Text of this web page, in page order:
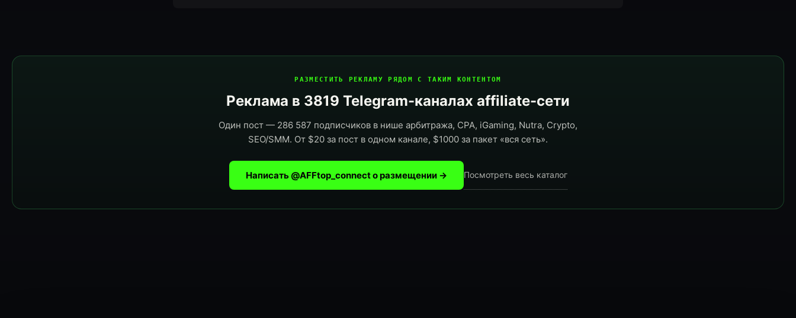
РАЗМЕСТИТЬ РЕКЛАМУ РЯДОМ С ТАКИМ КОНТЕНТОМ
Реклама в 3819 Telegram-каналах affiliate-сети
Один пост — 286 587 подписчиков в нише арбитража, CPA, iGaming, Nutra, Crypto,
SEO/SMM. От $20 за пост в одном канале, $1000 за пакет «вся сеть».
Написать @AFFtop_connect о размещении → Посмотреть весь каталог